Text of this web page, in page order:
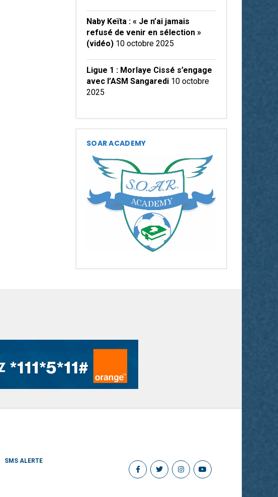
Naby Keïta : « Je n’ai jamais
refusé de venir en sélection »
(vidéo) 10 octobre 2025
Ligue 1 : Morlaye Cissé s’engage
avec l’ASM Sangaredi 10 octobre
2025
SOAR ACADEMY
SMS ALERTE